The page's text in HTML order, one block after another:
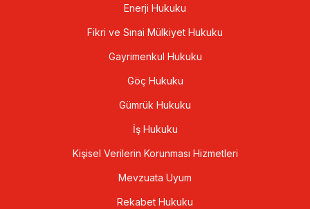
Enerji Hukuku
Fikri ve Sınai Mülkiyet Hukuku
Gayrimenkul Hukuku
Göç Hukuku
Gümrük Hukuku
İş Hukuku
Kişisel Verilerin Korunması Hizmetleri
Mevzuata Uyum
Rekabet Hukuku